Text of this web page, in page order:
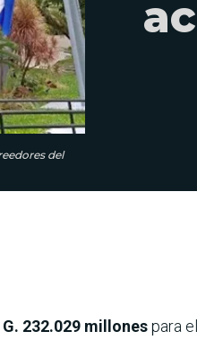
del
G. 232.029 millonespara